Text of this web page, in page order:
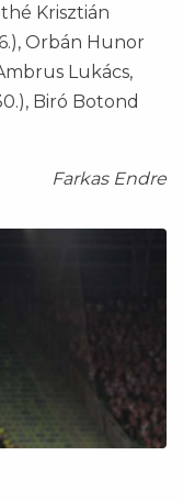
Krisztián
Orbán Hunor
Lukács,
Biró Botond
Farkas Endre